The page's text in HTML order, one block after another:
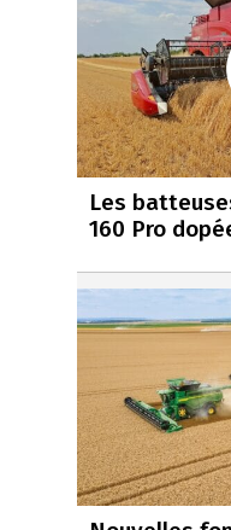
Les
160 Pro